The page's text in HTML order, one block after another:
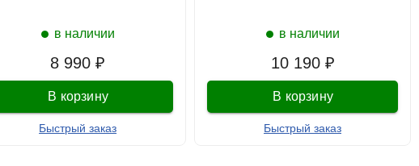
8 990 ₽
В корзину
Быстрый заказ
в наличии
10 190 ₽
В корзину
Быстрый заказ
в наличии